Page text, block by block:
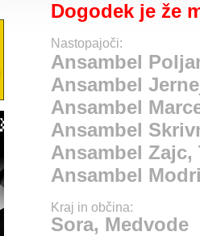
Dogodek je že
Nastopajoči:
Ansambel
Ansambel
Ansambel
Ansambel
Ansambel Zajc,
Ansambel
Kraj in občina:
Sora, Medvode